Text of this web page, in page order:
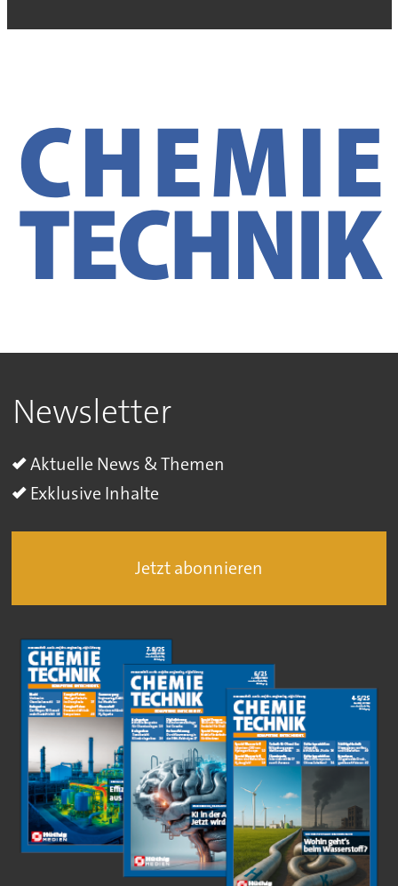
Newsletter
Aktuelle News & Themen
Exklusive Inhalte
Jetzt abonnieren